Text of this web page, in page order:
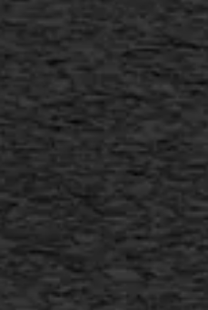
Scheurreparatie
Flexigoot
Vertical seal
Vlakslijpen
Vorstschade
AWS ASFALTWERKEN
+31 493 842 840
info@asfaltwerken.nl